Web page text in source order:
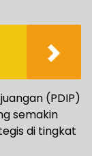
(PDIP)
semakin
di tingkat